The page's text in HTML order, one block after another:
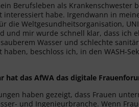
Berufsleben als
interessiert habe. Irgendwann in
die Weltgesundheitsorganisation,
und mir wurde schnell klar, dass ich
Wasser und schlechte
haben, beschloss ich, in den WASH-
hat das AfWA das digitale
haben gezeigt, dass Frauen
und Ingenieurbranche. Wenn